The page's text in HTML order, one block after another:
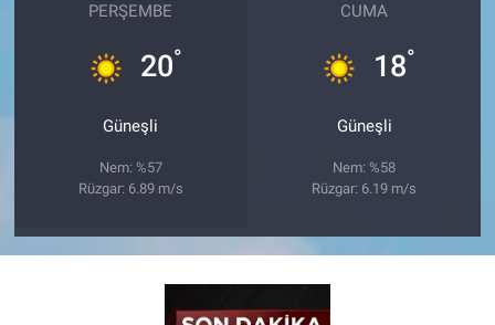
PERŞEMBE
20°
Güneşli
Nem: %57
Rüzgar: 6.89 m/s
CUMA
18°
Güneşli
Nem: %58
Rüzgar: 6.19 m/s